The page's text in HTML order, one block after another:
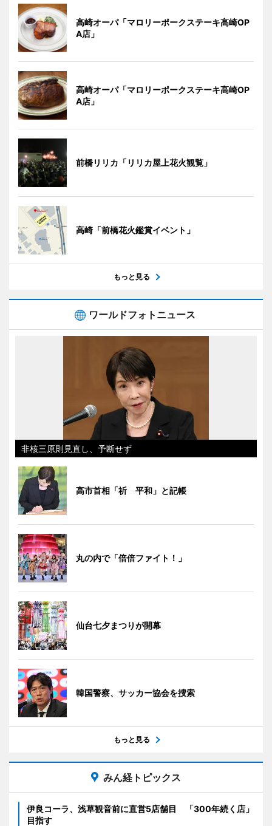
高崎オーパ「マロリーポークステーキ高崎OP
A店」
高崎オーパ「マロリーポークステーキ高崎OP
A店」
前橋リリカ「リリカ屋上花火観覧」
高崎「前橋花火鑑賞イベント」
もっと見る
ワールドフォトニュース
非核三原則見直し、予断せず
高市首相「祈 平和」と記帳
丸の内で「倍倍ファイト！」
仙台七夕まつりが開幕
韓国警察、サッカー協会を捜索
もっと見る
みん経トピックス
伊良コーラ、浅草観音前に直営5店舗目 「300年続く店」
目指す